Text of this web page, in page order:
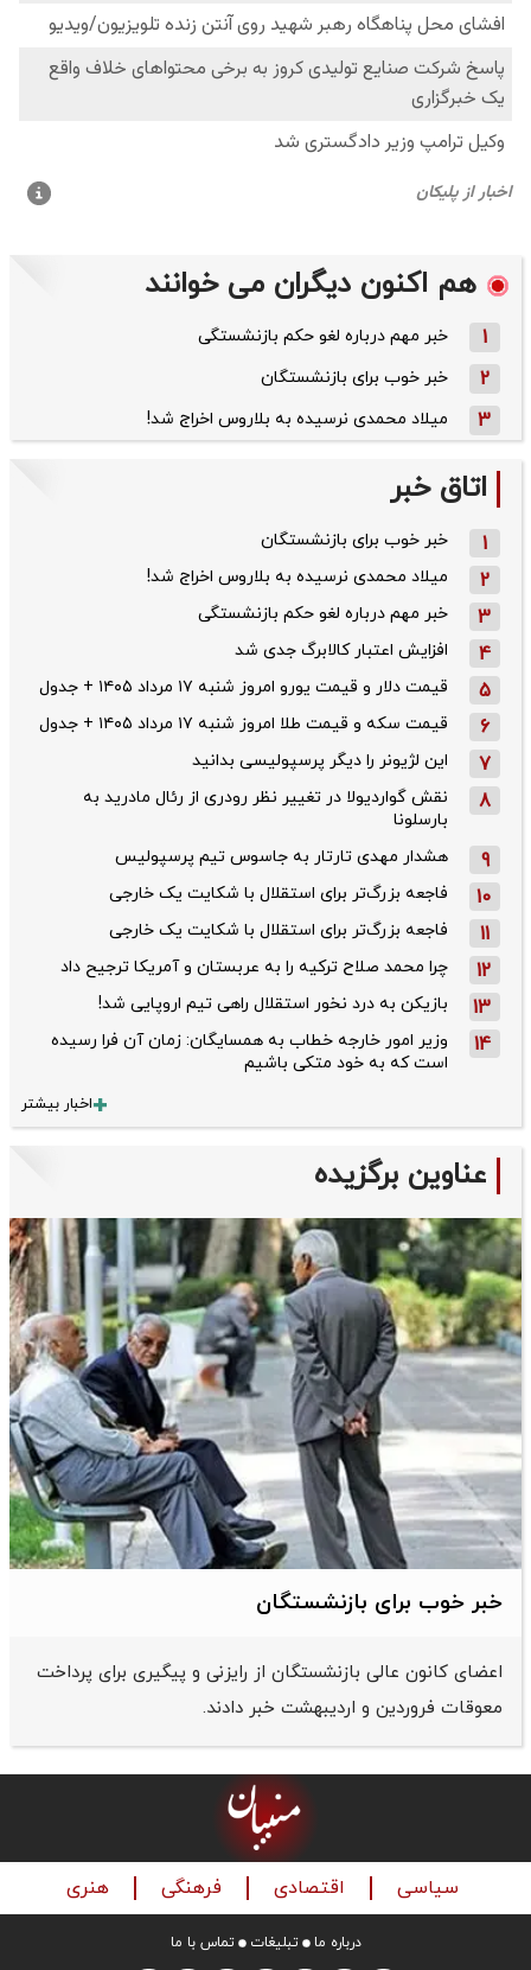
هم اکنون دیگران می خوانند
1 خبر مهم درباره لغو حکم بازنشستگی
2 خبر خوب برای بازنشستگان
3 میلاد محمدی نرسیده به بلاروس اخراج شد!
اتاق خبر
1 خبر خوب برای بازنشستگان
2 میلاد محمدی نرسیده به بلاروس اخراج شد!
3 خبر مهم درباره لغو حکم بازنشستگی
4 افزایش اعتبار کالابرگ جدی شد
5 قیمت دلار و قیمت یورو امروز شنبه ۱۷ مرداد ۱۴۰۵ + جدول
6 قیمت سکه و قیمت طلا امروز شنبه ۱۷ مرداد ۱۴۰۵ + جدول
7 این لژیونر را دیگر پرسپولیسی بدانید
8
نقش گواردیولا در تغییر نظر رودری از رئال مادرید به
بارسلونا
9 هشدار مهدی تارتار به جاسوس تیم پرسپولیس
10 فاجعه بزرگ‌تر برای استقلال با شکایت یک خارجی
11 فاجعه بزرگ‌تر برای استقلال با شکایت یک خارجی
12 چرا محمد صلاح ترکیه را به عربستان و آمریکا ترجیح داد
13 بازیکن به درد نخور استقلال راهی تیم اروپایی شد!
14
وزیر امور خارجه خطاب به همسایگان: زمان آن فرا رسیده
است که به خود متکی باشیم
اخبار بیشتر
عناوین برگزیده
خبر خوب برای بازنشستگان
اعضای کانون عالی بازنشستگان از رایزنی و پیگیری برای پرداخت
معوقات فروردین و اردیبهشت خبر دادند.
سیاسی اقتصادی فرهنگی هنری
درباره ما تبلیغات تماس با ما